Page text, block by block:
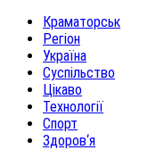
Краматорськ
Регіон
Україна
Суспільство
Цікаво
Технології
Спорт
Здоров‘я